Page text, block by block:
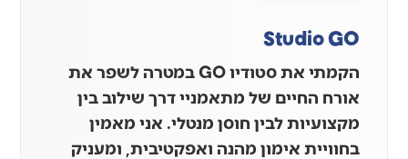
Studio GO
הקמתי את סטודיו GO במטרה לשפר את
אורח החיים של מתאמניי דרך שילוב בין
מקצועיות לבין חוסן מנטלי. אני מאמין
בחוויית אימון מהנה ואפקטיבית, ומעניק